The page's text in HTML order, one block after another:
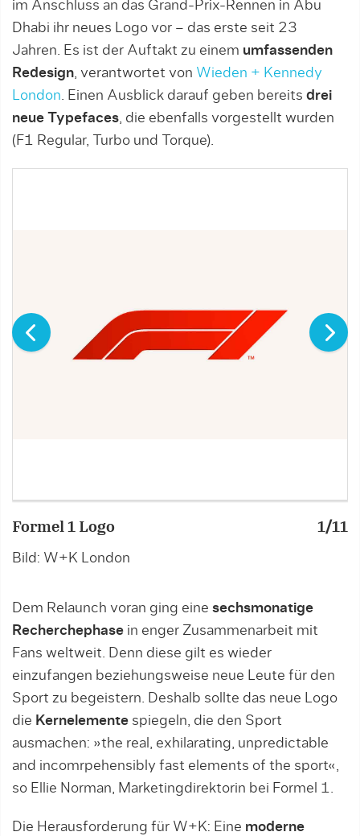
im Anschluss an das Grand-Prix-Rennen in Abu
Dhabi ihr neues Logo vor – das erste seit 23
Jahren. Es ist der Auftakt zu einem umfassenden
Redesign, verantwortet von Wieden + Kennedy
London. Einen Ausblick darauf geben bereits drei
neue Typefaces, die ebenfalls vorgestellt wurden
(F1 Regular, Turbo und Torque).
Formel 1 Logo
Bild: W+K London
1/11
Dem Relaunch voran ging eine sechsmonatige
Recherchephase in enger Zusammenarbeit mit
Fans weltweit. Denn diese gilt es wieder
einzufangen beziehungsweise neue Leute für den
Sport zu begeistern. Deshalb sollte das neue Logo
die Kernelemente spiegeln, die den Sport
ausmachen: »the real, exhilarating, unpredictable
and incomrpehensibly fast elements of the sport«,
so Ellie Norman, Marketingdirektorin bei Formel 1.
Die Herausforderung für W+K: Eine moderne